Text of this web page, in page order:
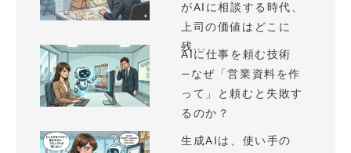
がAIに相談する時代、
上司の価値はどこに
残...
AIに仕事を頼む技術
—なぜ「営業資料を作
って」と頼むと失敗す
るのか？
生成AIは、使い手の